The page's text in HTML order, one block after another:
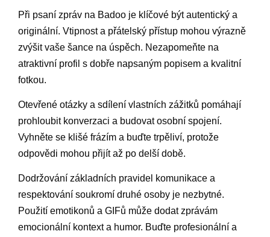
Při psaní zpráv na Badoo je klíčové být autentický a
originální. Vtipnost a přátelský přístup mohou výrazně
zvýšit vaše šance na úspěch. Nezapomeňte na
atraktivní profil s dobře napsaným popisem a kvalitní
fotkou.
Otevřené otázky a sdílení vlastních zážitků pomáhají
prohloubit konverzaci a budovat osobní spojení.
Vyhněte se klišé frázím a buďte trpěliví, protože
odpovědi mohou přijít až po delší době.
Dodržování základních pravidel komunikace a
respektování soukromí druhé osoby je nezbytné.
Použití emotikonů a GIFů může dodat zprávám
emocionální kontext a humor. Buďte profesionální a